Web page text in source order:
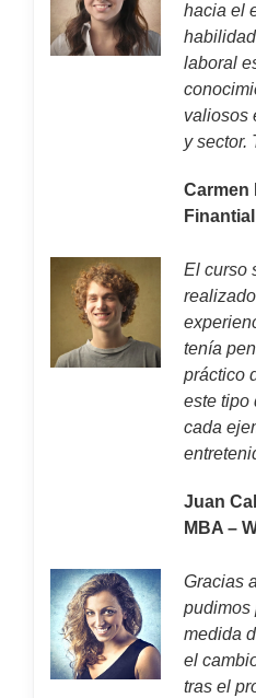
hacia el
laboral
valiosos
y sector.
Carmen
El curso
tenía
práctico
este tipo
cada
Juan
MBA –
Gracias
pudimos
medida
el
tras el